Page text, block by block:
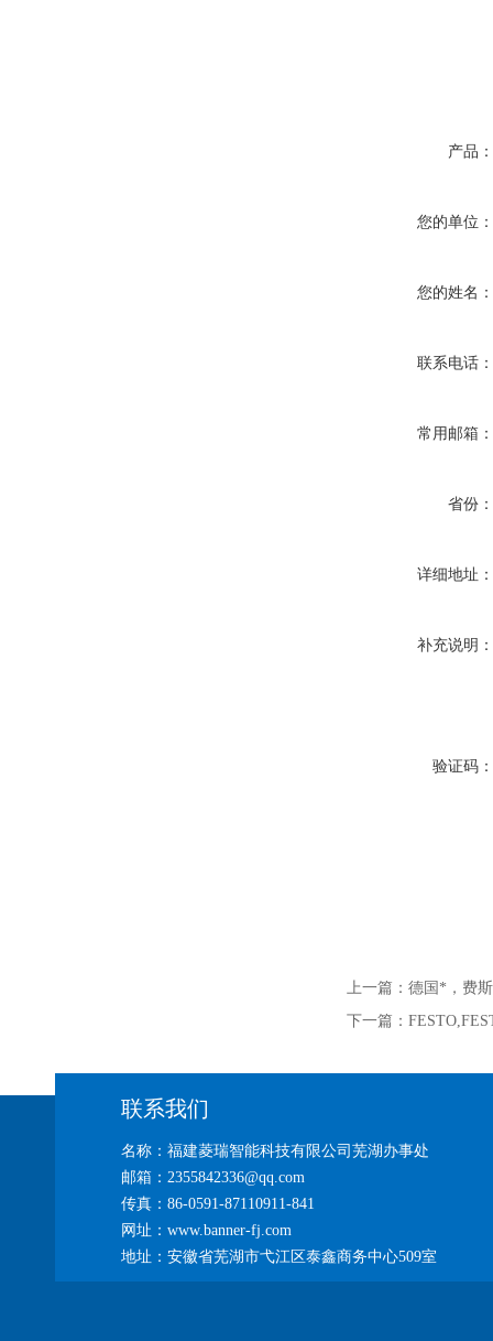
产品：
您的单位：
您的姓名：
联系电话：
常用邮箱：
省份：
详细地址：
补充说明：
验证码：
上一篇： 德国*，费
下一篇：
联系我们
名称：福建菱瑞智能科技有限公司芜湖办事处
邮箱：2355842336@qq.com
传真：86-0591-87110911-841
网址：www.banner-fj.com
地址：安徽省芜湖市弋江区泰鑫商务中心509室